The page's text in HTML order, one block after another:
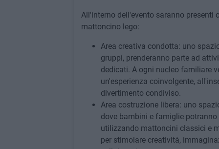
All'interno dell'evento saranno presenti
mattoncino lego:
Area creativa condotta: uno
gruppi, prenderanno parte ad
dedicati. A ogni nucleo familiare
un'esperienza coinvolgente,
divertimento condiviso.
Area costruzione libera: uno
dove bambini e famiglie
utilizzando mattoncini classici e
per stimolare creatività,